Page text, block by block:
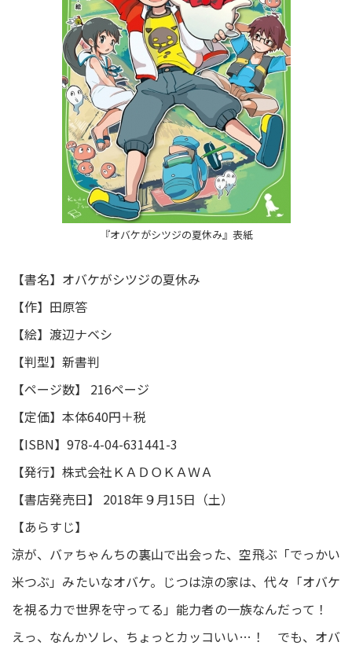
『オバケがシツジの夏休み』表紙
【書名】オバケがシツジの夏休み
【作】田原答
【絵】渡辺ナベシ
【判型】新書判
【ページ数】 216ページ
【定価】本体640円＋税
【ISBN】978-4-04-631441-3
【発行】株式会社ＫＡＤＯＫＡＷＡ
【書店発売日】 2018年９月15日（土）
【あらすじ】
涼が、バァちゃんちの裏山で出会った、空飛ぶ「でっかい
米つぶ」みたいなオバケ。じつは涼の家は、代々「オバケ
を視る力で世界を守ってる」能力者の一族なんだって！
えっ、なんかソレ、ちょっとカッコいい…！ でも、オバ